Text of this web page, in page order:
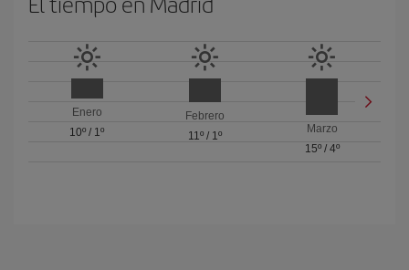
Enero
10º / 1º
Febrero
11º/ 1º
Marzo
15º/ 4º